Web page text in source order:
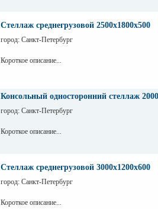
Стеллаж среднегрузовой 2500х1800х500
город: Санкт-Петербург
Короткое описание...
Консольный односторонний стеллаж
город: Санкт-Петербург
Короткое описание...
Стеллаж среднегрузовой 3000х1200х600
город: Санкт-Петербург
Короткое описание...